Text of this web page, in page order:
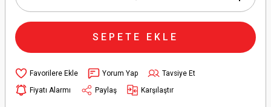
SEPETE EKLE
Yorum Yap
Tavsiye Et
Fiyatı Alarmı
Paylaş Karşılaştır